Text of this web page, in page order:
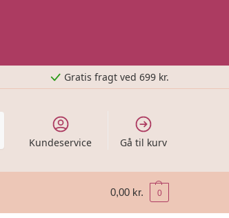
Gratis fragt ved 699 kr.
Kundeservice Gå til kurv
0,00 kr. 0